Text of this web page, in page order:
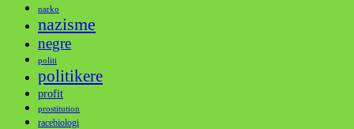
narko
nazisme
negre
politi
politikere
profit
prostitution
racebiologi